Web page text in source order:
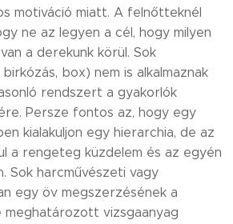
motiváció miatt. A felnőtteknél
ne az legyen a cél, hogy milyen
a derekunk körül. Sok
box) nem is alkalmaznak
rendszert a gyakorlók
Persze fontos az, hogy egy
kialakuljon egy hierarchia, de az
a rengeteg küzdelem és az egyén
Sok harcművészeti vagy
egy öv megszerzésének a
vizsgaanyag